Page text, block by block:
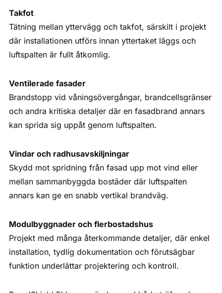
Takfot
Tätning mellan yttervägg och takfot, särskilt i projekt
där installationen utförs innan yttertaket läggs och
luftspalten är fullt åtkomlig.
Ventilerade fasader
Brandstopp vid våningsövergångar, brandcellsgränser
och andra kritiska detaljer där en fasadbrand annars
kan sprida sig uppåt genom luftspalten.
Vindar och radhusavskiljningar
Skydd mot spridning från fasad upp mot vind eller
mellan sammanbyggda bostäder där luftspalten
annars kan ge en snabb vertikal brandväg.
Modulbyggnader och flerbostadshus
Projekt med många återkommande detaljer, där enkel
installation, tydlig dokumentation och förutsägbar
funktion underlättar projektering och kontroll.